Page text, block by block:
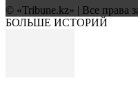
© «Tribune.kz» | Все права
БОЛЬШЕ ИСТОРИЙ